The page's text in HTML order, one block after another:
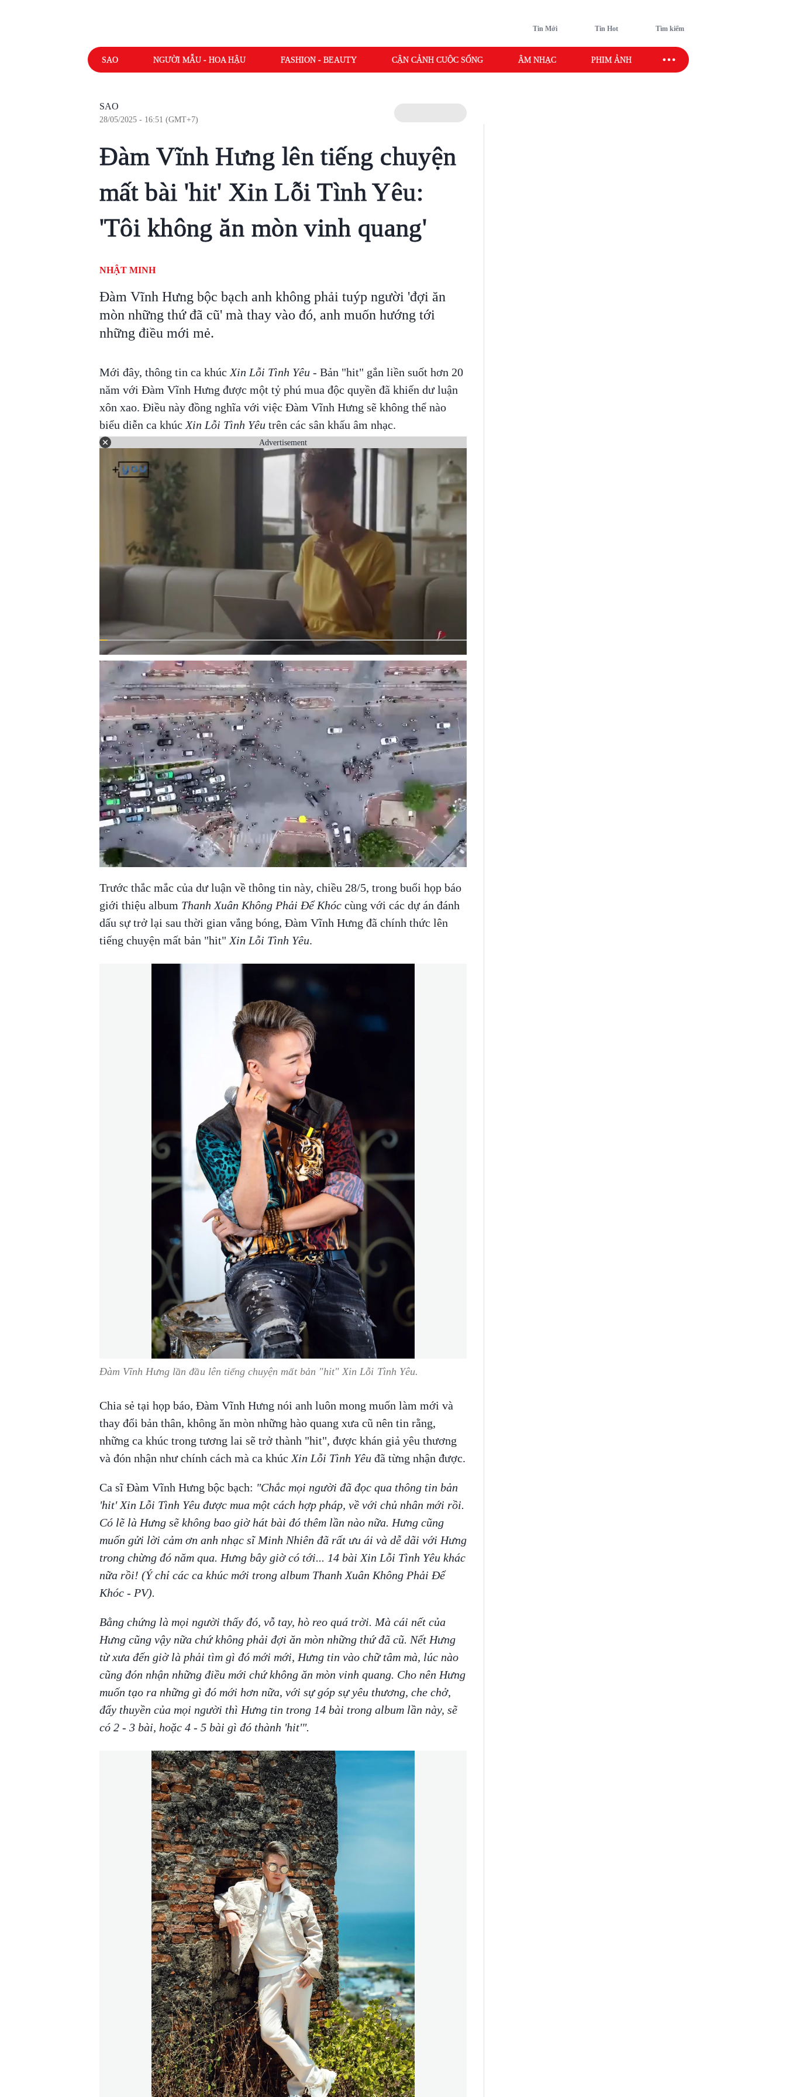
Tin Mới Tin Hot Tìm kiếm
SAO NGƯỜI MẪU - HOA HẬU FASHION - BEAUTY CẬN CẢNH CUỘC SỐNG ÂM NHẠC PHIM ẢNH SAO SPORT
SAO
28/05/2025 - 16:51 (GMT+7)
Đàm Vĩnh Hưng lên tiếng chuyện
mất bài 'hit' Xin Lỗi Tình Yêu:
'Tôi không ăn mòn vinh quang'
NHẬT MINH
Đàm Vĩnh Hưng bộc bạch anh không phải tuýp người 'đợi ăn
mòn những thứ đã cũ' mà thay vào đó, anh muốn hướng tới
những điều mới mẻ.
Mới đây, thông tin ca khúc Xin Lỗi Tình Yêu- Bản "hit" gắn liền suốt hơn 20
năm với Đàm Vĩnh Hưng được một tỷ phú mua độc quyền đã khiến dư luận
xôn xao. Điều này đồng nghĩa với việc Đàm Vĩnh Hưng sẽ không thể nào
biểu diễn ca khúc Xin Lỗi Tình Yêutrên các sân khấu âm nhạc.
Advertisement
Trước thắc mắc của dư luận về thông tin này, chiều 28/5, trong buổi họp báo
giới thiệu album Thanh Xuân Không Phải Để Khóccùng với các dự án đánh
dấu sự trở lại sau thời gian vắng bóng, Đàm Vĩnh Hưng đã chính thức lên
tiếng chuyện mất bản "hit" Xin Lỗi Tình Yêu.
Đàm Vĩnh Hưng lần đầu lên tiếng chuyện mất bản "hit" Xin Lỗi Tình Yêu.
Chia sẻ tại họp báo, Đàm Vĩnh Hưng nói anh luôn mong muốn làm mới và
thay đổi bản thân, không ăn mòn những hào quang xưa cũ nên tin rằng,
những ca khúc trong tương lai sẽ trở thành "hit", được khán giả yêu thương
và đón nhận như chính cách mà ca khúc Xin Lỗi Tình Yêu đã từng nhận được.
Ca sĩ Đàm Vĩnh Hưng bộc bạch: "Chắc mọi người đã đọc qua thông tin bản
'hit' Xin Lỗi Tình Yêu được mua một cách hợp pháp, về với chủ nhân mới rồi.
Có lẽ là Hưng sẽ không bao giờ hát bài đó thêm lần nào nữa. Hưng cũng
muốn gửi lời cảm ơn anh nhạc sĩ Minh Nhiên đã rất ưu ái và dễ dãi với Hưng
trong chừng đó năm qua. Hưng bây giờ có tới... 14 bài Xin Lỗi Tình Yêu khác
nữa rồi! (Ý chỉ các ca khúc mới trong album Thanh Xuân Không Phải Để
Khóc - PV).
Bằng chứng là mọi người thấy đó, vỗ tay, hò reo quá trời. Mà cái nết của
Hưng cũng vậy nữa chứ không phải đợi ăn mòn những thứ đã cũ. Nết Hưng
từ xưa đến giờ là phải tìm gì đó mới mới, Hưng tin vào chữ tâm mà, lúc nào
cũng đón nhận những điều mới chứ không ăn mòn vinh quang. Cho nên Hưng
muốn tạo ra những gì đó mới hơn nữa, với sự góp sự yêu thương, che chở,
đẩy thuyền của mọi người thì Hưng tin trong 14 bài trong album lần này, sẽ
có 2 - 3 bài, hoặc 4 - 5 bài gì đó thành 'hit'".